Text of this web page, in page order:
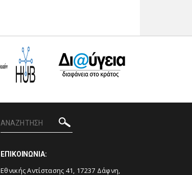
ΕΠΙΚΟΙΝΩΝΙΑ:
Εθνικής Αντίστασης 41, 17237 Δάφνη,